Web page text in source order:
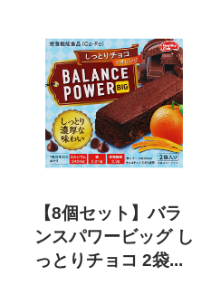
【8個セット】バラ
ンスパワービッグ し
っとりチョコ 2袋...